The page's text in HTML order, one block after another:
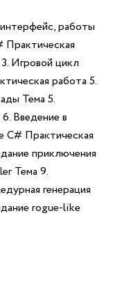
работы
Практическая
Игровой цикл
работа 5.
Тема 5.
Введение в
C# Практическая
приключения
Тема 9.
генерация
rogue-like